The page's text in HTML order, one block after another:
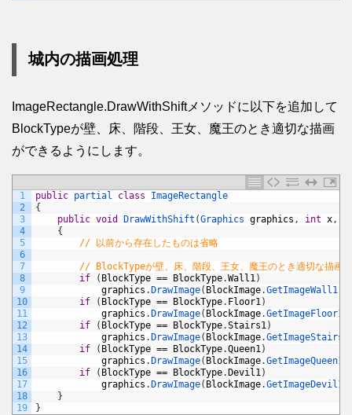
城内の描画処理
ImageRectangle.DrawWithShiftメソッドに以下を追加して
BlockTypeが壁、床、階段、王女、魔王のとき適切な描画
ができるようにします。
1
2
3
4
5
6
7
8
9
10
11
12
13
14
15
16
17
18
19
public partial class
ImageRectangle
{
public void DrawWithShift (Graphics graphics , int x,
{
// 以前から存在したものは省略
// BlockTypeが壁、床、階段、王女、魔王のとき適切な描画
if
( BlockType == BlockType.Wall1)
graphics . DrawImage( BlockImage.GetImageWall1
if
( BlockType == BlockType. Floor1)
graphics . DrawImage( BlockImage.GetImageFloor1
if
( BlockType == BlockType.Stairs1)
graphics . DrawImage( BlockImage.GetImageStairs1
if
( BlockType == BlockType.Queen1)
graphics . DrawImage( BlockImage.GetImageQueen1
if
( BlockType == BlockType. Devil1)
graphics . DrawImage( BlockImage.GetImageDevil1
}
}